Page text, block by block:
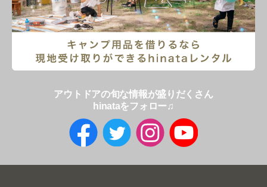
アウトドアの旬な情報が盛りだくさん
hinataをフォロー♫